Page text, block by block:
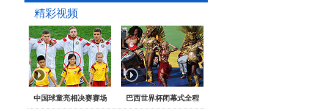
精彩视频
中国球童亮相决赛赛场 巴西世界杯闭幕式全程